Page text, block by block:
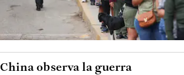
China observa la guerra